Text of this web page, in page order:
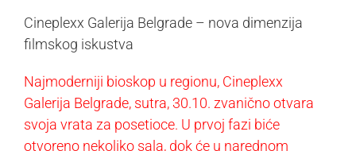
Cineplexx Galerija Belgrade – nova dimenzija
filmskog iskustva
Najmoderniji bioskop u regionu, Cineplexx
Galerija Belgrade, sutra, 30.10. zvanično otvara
svoja vrata za posetioce. U prvoj fazi biće
otvoreno nekoliko sala, dok će u narednom